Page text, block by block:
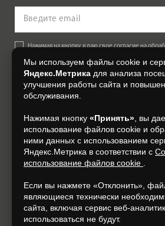
Нажимая на кнопку, я даю свое согласие на
Согласии на обработку персональных данных.
+7 (4832)
Мы используем файлы cookie и
Яндекс.Метрика для анализа
улучшения работы сайта и
обслуживания.
Нажимая кнопку «Принять» , вы
использование файлов cookie и
ними данных с использованием
Яндекс.Метрика в соответствии с
использование файлов cookie
Если вы нажмете «Отклонить»,
являющиеся технически
сайта, включая сервис веб-
использоваться не будут.